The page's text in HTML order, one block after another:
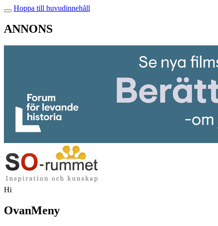
Hoppa till huvudinnehåll
ANNONS
Hi
OvanMeny